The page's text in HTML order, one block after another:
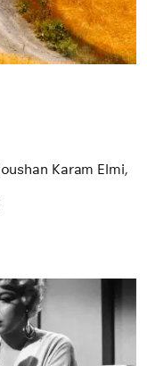
Karam Elmi,